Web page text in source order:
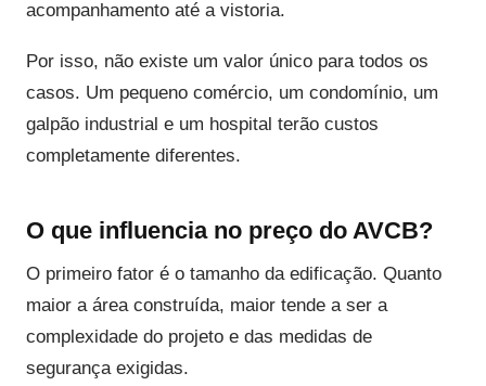
acompanhamento até a vistoria.
Por isso, não existe um valor único para todos os
casos. Um pequeno comércio, um condomínio, um
galpão industrial e um hospital terão custos
completamente diferentes.
O que influencia no preço do AVCB?
O primeiro fator é o tamanho da edificação. Quanto
maior a área construída, maior tende a ser a
complexidade do projeto e das medidas de
segurança exigidas.